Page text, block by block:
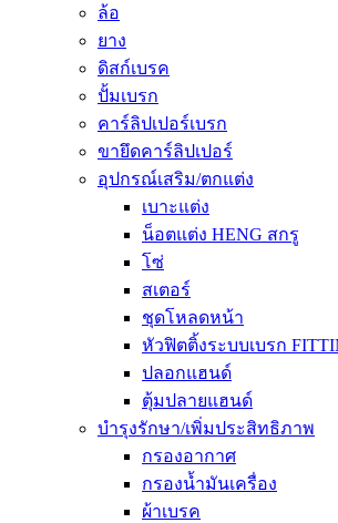
ล้อ
ยาง
ดิสก์เบรค
ปั้มเบรก
คาร์ลิปเปอร์เบรก
ขายึดคาร์ลิปเปอร์
อุปกรณ์เสริม/ตกแต่ง
เบาะแต่ง
น็อตแต่ง HENG สกรู
โซ่
สเตอร์
ชุดโหลดหน้า
หัวฟิตติ้งระบบเบรก
ปลอกแฮนด์
ตุ้มปลายแฮนด์
บำรุงรักษา/เพิ่มประสิทธิภาพ
กรองอากาศ
กรองน้ำมันเครื่อง
ผ้าเบรค